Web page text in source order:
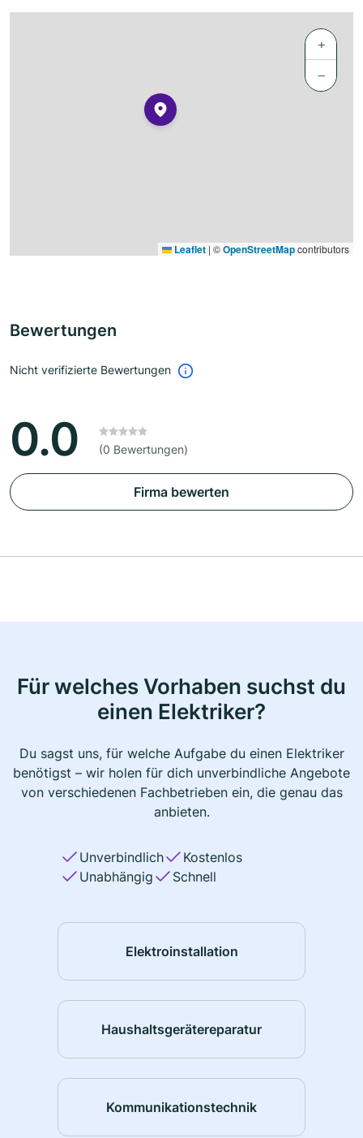
+
−
Leaflet | ©OpenStreetMapcontributors
Bewertungen
Nicht verifizierte Bewertungen
0.0 (0 Bewertungen)
Firma bewerten
Für welches Vorhaben suchst du
einen Elektriker?
Du sagst uns, für welche Aufgabe du einen Elektriker
benötigst – wir holen für dich unverbindliche Angebote
von verschiedenen Fachbetrieben ein, die genau das
anbieten.
Unverbindlich
Kostenlos
Unabhängig
Schnell
Elektroinstallation
Haushaltsgerätereparatur
Kommunikationstechnik